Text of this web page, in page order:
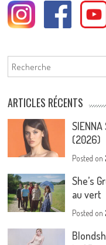
Rechercher
ARTICLES RÉCENTS
(2026)
Posted on
She’s
au vert
Posted on